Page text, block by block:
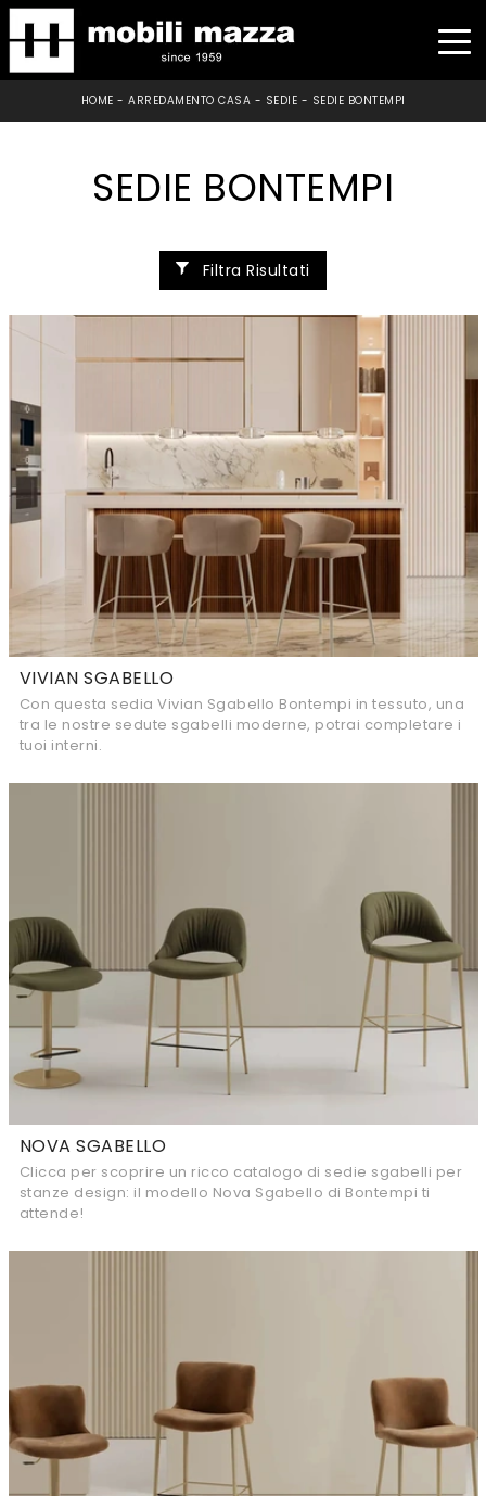
HOME - ARREDAMENTO CASA - SEDIE - SEDIE BONTEMPI
SEDIE BONTEMPI
Filtra Risultati
VIVIAN SGABELLO
Con questa sedia Vivian Sgabello Bontempi in tessuto, una
tra le nostre sedute sgabelli moderne, potrai completare i
tuoi interni.
NOVA SGABELLO
Clicca per scoprire un ricco catalogo di sedie sgabelli per
stanze design: il modello Nova Sgabello di Bontempi ti
attende!